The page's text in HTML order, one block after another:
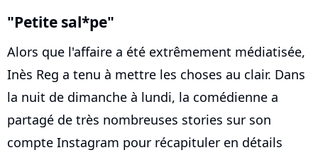
"Petite sal*pe"
Alors que l'affaire a été extrêmement médiatisée,
Inès Reg a tenu à mettre les choses au clair. Dans
la nuit de dimanche à lundi, la comédienne a
partagé de très nombreuses stories sur son
compte Instagram pour récapituler en détails